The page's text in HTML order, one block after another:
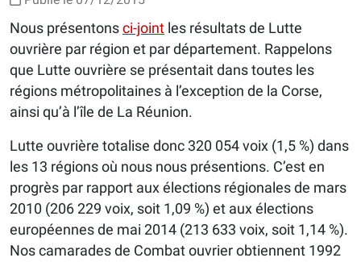
Nous présentonsci-joint les résultats de Lutte
ouvrière par région et par département. Rappelons
que Lutte ouvrière se présentait dans toutes les
régions métropolitaines à l’exception de la Corse,
ainsi qu’à l’île de La Réunion.
Lutte ouvrière totalise donc 320 054 voix (1,5 %) dans
les 13 régions où nous nous présentions. C’est en
progrès par rapport aux élections régionales de mars
2010 (206 229 voix, soit 1,09 %) et aux élections
européennes de mai 2014 (213 633 voix, soit 1,14 %).
Nos camarades de Combat ouvrier obtiennent 1992